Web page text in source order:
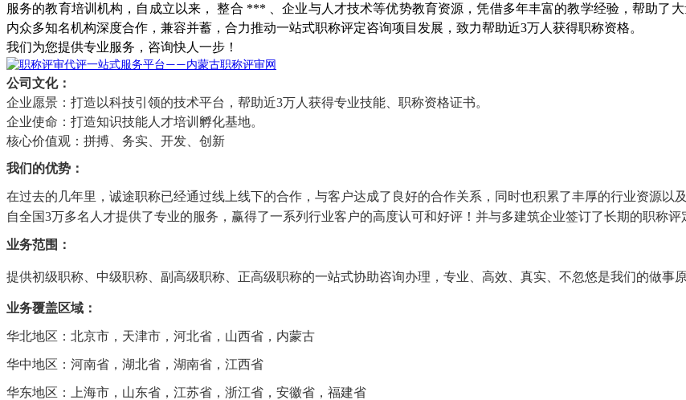
服务的教育培训机构，自成立以来， 整合 *** 、企业与人才技术等优势教育资源，凭借多年丰富的教学经验，帮助了
内众多知名机构深度合作，兼容并蓄，合力推动一站式职称评定咨询项目发展，致力帮助近3万人获得职称资格。
我们为您提供专业服务，咨询快人一步！
公司文化：
企业愿景：打造以科技引领的技术平台，帮助近3万人获得专业技能、职称资格证书。
企业使命：打造知识技能人才培训孵化基地。
核心价值观：拼搏、务实、开发、创新
我们的优势：
在过去的几年里，诚途职称已经通过线上线下的合作，与客户达成了良好的合作关系，同时也积累了丰厚的行业资源
自全国3万多名人才提供了专业的服务，赢得了一系列行业客户的高度认可和好评！并与多建筑企业签订了长期的职称评
业务范围：
提供初级职称、中级职称、副高级职称、正高级职称的一站式协助咨询办理，专业、高效、真实、不忽悠是我们的做事
业务覆盖区域：
华北地区：北京市，天津市，河北省，山西省，内蒙古
华中地区：河南省，湖北省，湖南省，江西省
华东地区：上海市，山东省，江苏省，浙江省，安徽省，福建省